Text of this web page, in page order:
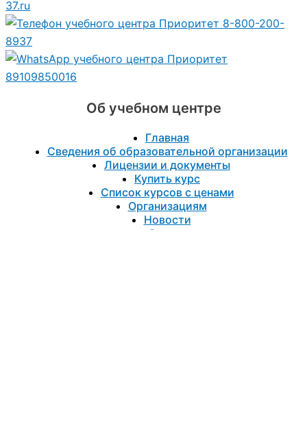
37.ru
8-800-200-
8937
89109850016
Об учебном центре
Главная
Сведения об образовательной организации
Лицензии и документы
Купить курс
Список курсов с ценами
Организациям
Новости
Статьи